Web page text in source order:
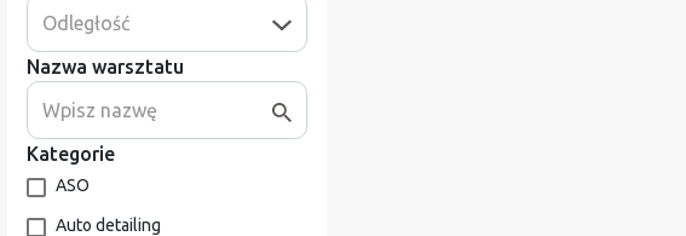
Odległość
Nazwa warsztatu
Kategorie
ASO
Auto detailing